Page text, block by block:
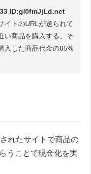
ID:gl0fmJjLd.net
イトのURLが送られて
い商品を購入する。そ
入した商品代金の85%
れたサイトで商品の
うことで現金化を実